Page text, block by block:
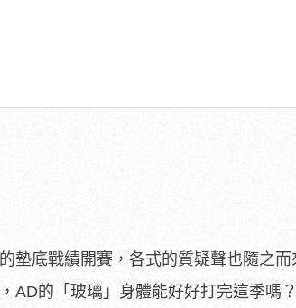
墊底戰績開賽，各式的質疑聲也隨之
AD的「玻璃」身體能好好打完這季嗎